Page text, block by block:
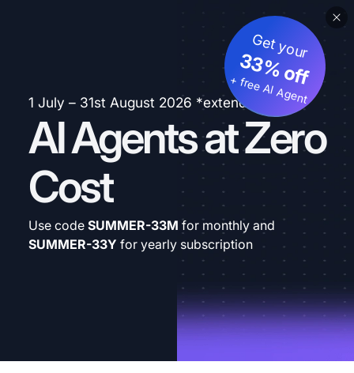
1 July – 31st August 2026 *extended
AI Agents at Zero
Cost
Get your
33% off
+ free AI Agent
Use code SUMMER-33M for monthly and
SUMMER-33Y for yearly subscription